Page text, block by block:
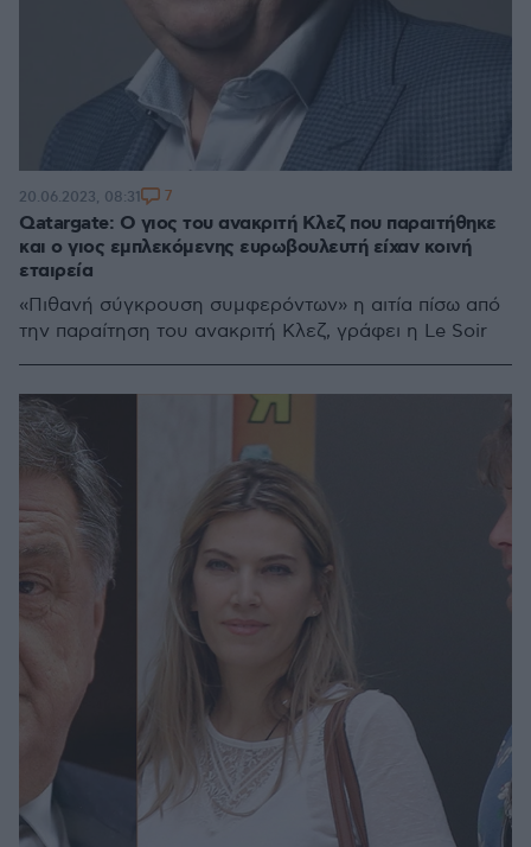
Qatargate: Ο γιος του ανακριτή Κλεζ που παραιτήθηκε
και ο γιος εμπλεκόμενης ευρωβουλευτή είχαν κοινή
εταιρεία
«Πιθανή σύγκρουση συμφερόντων» η αιτία πίσω από
την παραίτηση του ανακριτή Κλεζ, γράφει η Le Soir
20.06.2023, 08:31 7